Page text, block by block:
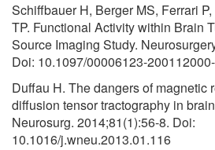
Schiffbauer H, Berger MS, Ferrari
TP. Functional Activity within Brain
Source Imaging Study.
Doi: 10.1097/00006123-
Duffau H. The dangers of magnetic
diffusion tensor tractography in
Neurosurg. 2014;81(1):56-8. Doi:
10.1016/j.wneu.2013.01.116